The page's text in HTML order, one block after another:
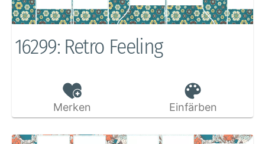
16299: Retro Feeling
Merken Einfärben